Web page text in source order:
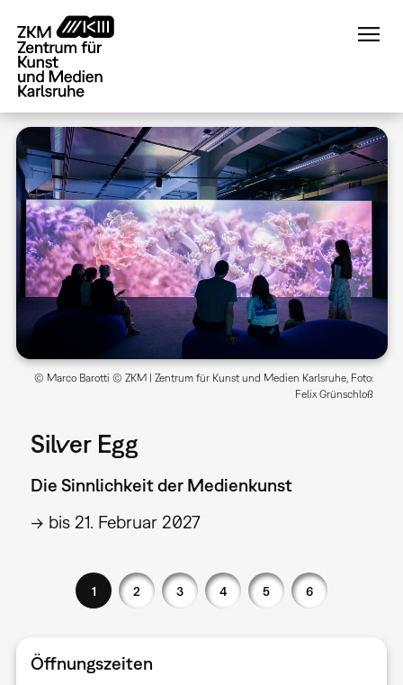
zum
Inhalt
© Marco Barotti © ZKM | Zentrum für Kunst und Medien Karlsruhe, Foto:
Felix Grünschloß
Silver Egg
Die Sinnlichkeit der Medienkunst
→ bis 21. Februar 2027
1 2 3 4 5 6
Öffnungszeiten